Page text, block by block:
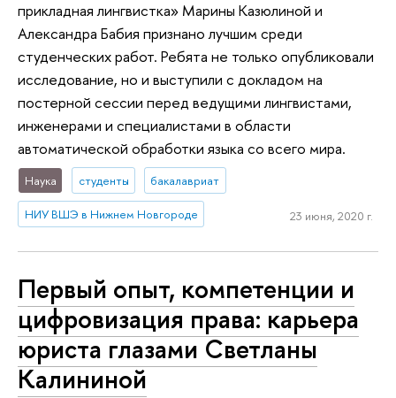
прикладная лингвистка» Марины Казюлиной и
Александра Бабия признано лучшим среди
студенческих работ. Ребята не только опубликовали
исследование, но и выступили с докладом на
постерной сессии перед ведущими лингвистами,
инженерами и специалистами в области
автоматической обработки языка со всего мира.
Наука студенты бакалавриат
НИУ ВШЭ в Нижнем Новгороде 23 июня, 2020 г.
Первый опыт, компетенции и
цифровизация права: карьера
юриста глазами Светланы
Калининой